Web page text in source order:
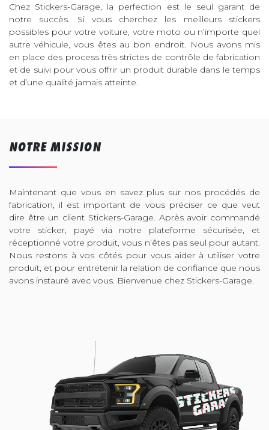
Chez Stickers-Garage, la perfection est le seul garant de
notre succès. Si vous cherchez les meilleurs stickers
possibles pour votre voiture, votre moto ou n’importe quel
autre véhicule, vous êtes au bon endroit. Nous avons mis
en place des process très strictes de contrôle de fabrication
et de suivi pour vous offrir un produit durable dans le temps
et d’une qualité jamais atteinte.
NOTRE MISSION
Maintenant que vous en savez plus sur nos procédés de
fabrication, il est important de vous préciser ce que veut
dire être un client Stickers-Garage. Après avoir commandé
votre sticker, payé via notre plateforme sécurisée, et
réceptionné votre produit, vous n’êtes pas seul pour autant.
Nous restons à vos côtés pour vous aider à utiliser votre
produit, et pour entretenir la relation de confiance que nous
avons instauré avec vous. Bienvenue chez Stickers-Garage.